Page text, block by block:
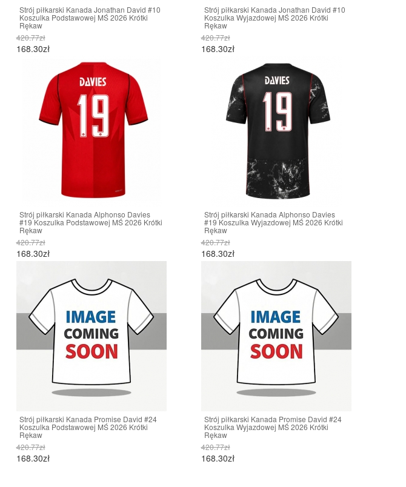
Strój piłkarski Kanada Jonathan David #10
Koszulka Podstawowej MŚ 2026 Krótki
Rękaw
420.77zł
168.30zł
Strój piłkarski Kanada Jonathan David #10
Koszulka Wyjazdowej MŚ 2026 Krótki
Rękaw
420.77zł
168.30zł
Strój piłkarski Kanada Alphonso Davies
#19 Koszulka Podstawowej MŚ 2026 Krótki
Rękaw
420.77zł
168.30zł
Strój piłkarski Kanada Alphonso Davies
#19 Koszulka Wyjazdowej MŚ 2026 Krótki
Rękaw
420.77zł
168.30zł
Strój piłkarski Kanada Promise David #24
Koszulka Podstawowej MŚ 2026 Krótki
Rękaw
420.77zł
168.30zł
Strój piłkarski Kanada Promise David #24
Koszulka Wyjazdowej MŚ 2026 Krótki
Rękaw
420.77zł
168.30zł